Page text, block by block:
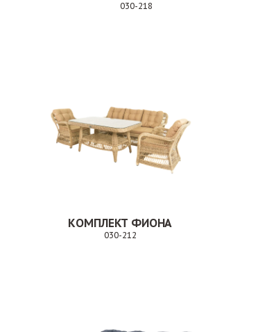
030-218
КОМПЛЕКТ ФИОНА
030-212